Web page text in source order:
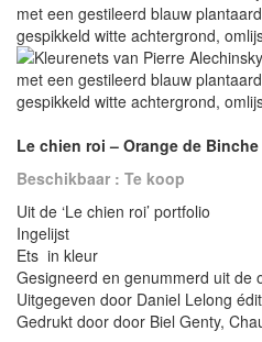
Le chien roi – Orange de Binche
Beschikbaar : Te koop
Uit de ‘Le chien roi’ portfolio
Ingelijst
Ets in kleur
Gesigneerd en genummerd uit de
Uitgegeven door Daniel Lelong
Gedrukt door door Biel Genty,